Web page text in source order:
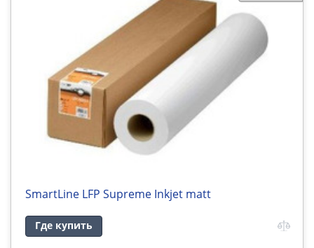
SmartLine LFP Supreme Inkjet matt
Где купить